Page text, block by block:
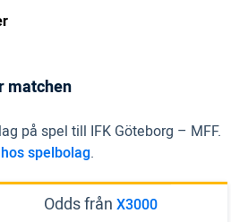
matchen
på spel till IFK Göteborg – MFF.
spelbolag.
Odds från X3000